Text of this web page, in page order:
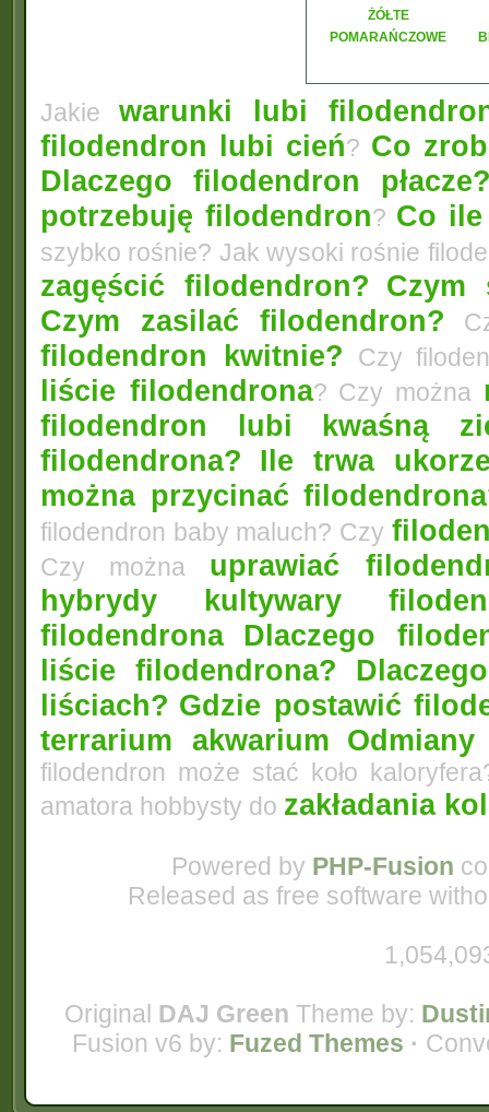
ŻÓŁTE
POMARAŃCZOWE
Jakiewarunki lubi
filodendron lubi cień? Co
Dlaczego filodendron
potrzebuję filodendron? Co
szybko rośnie? Jak wysoki rośnie
zagęścić filodendron? Czym
Czym zasilać filodendron?
filodendron kwitnie? Czy
liście filodendrona? Czy można
filodendron lubi kwaśną
filodendrona?
Ile trwa
można przycinać
filodendron baby maluch? Czy
Czy można uprawiać
hybrydy kultywary
filodendrona
Dlaczego
liście filodendrona?
liściach? Gdzie postawić
terrarium akwarium
filodendron może stać koło
amatora hobbysty do zakładania
Powered by PHP-Fusion
Released as free software
Original DAJ Green Theme by:
Fusion v6 by: Fuzed Themes ·